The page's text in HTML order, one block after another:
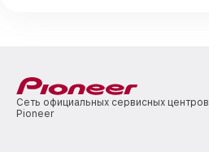
Сеть официальных сервисных центров
Pioneer